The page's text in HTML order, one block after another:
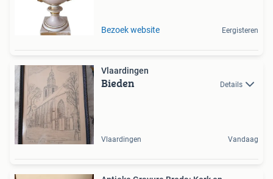
Bezoek website Eergisteren
Vlaardingen
Bieden Details
Vlaardingen Vandaag